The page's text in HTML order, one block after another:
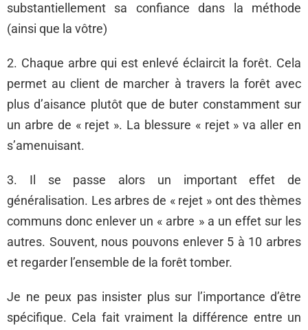
substantiellement sa confiance dans la méthode
(ainsi que la vôtre)
2. Chaque arbre qui est enlevé éclaircit la forêt. Cela
permet au client de marcher à travers la forêt avec
plus d’aisance plutôt que de buter constamment sur
un arbre de « rejet ». La blessure « rejet » va aller en
s’amenuisant.
3. Il se passe alors un important effet de
généralisation. Les arbres de « rejet » ont des thèmes
communs donc enlever un « arbre » a un effet sur les
autres. Souvent, nous pouvons enlever 5 à 10 arbres
et regarder l’ensemble de la forêt tomber.
Je ne peux pas insister plus sur l’importance d’être
spécifique. Cela fait vraiment la différence entre un